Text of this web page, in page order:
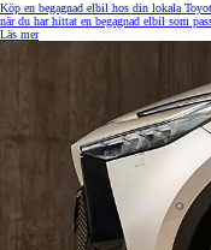
Köp en begagnad elbil hos din lokala
när du har hittat en begagnad elbil som
Läs mer